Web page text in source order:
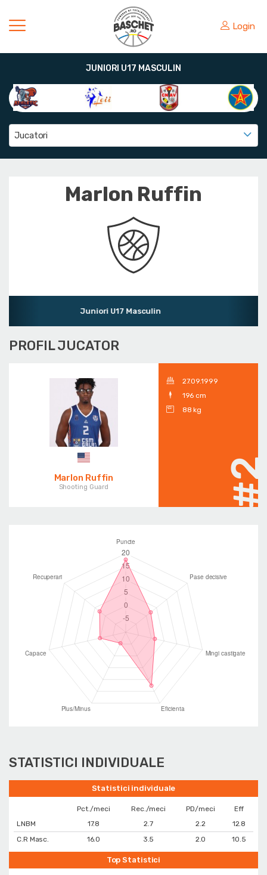
Login
JUNIORI U17 MASCULIN
Jucatori
Marlon Ruffin
Juniori U17 Masculin
PROFIL JUCATOR
Marlon Ruffin
Shooting Guard
27.09.1999
196 cm
88 kg
STATISTICI INDIVIDUALE
Statistici individuale
Pct./meci Rec./meci PD/meci
Eff
LNBM
17.8 2.7 2.2
12.8
C.R Masc.
16.0 3.5 2.0 10.5
Top Statistici